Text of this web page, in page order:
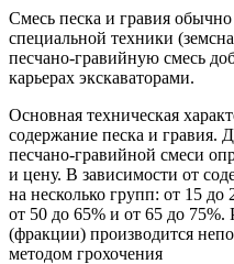
Смесь песка и гравия
специальной техники
песчано-гравийную смесь
карьерах экскаваторами.
Основная техническая
содержание песка и гравия.
песчано-гравийной смеси
и цену. В зависимости от
на несколько групп: от 15 до
от 50 до 65% и от 65 до
(фракции) производится
методом грохочения